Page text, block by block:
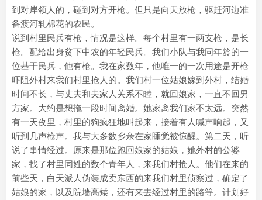
到对岸领人的，碰到对方开枪。但只是向天放枪，驱赶河边准
备渡河轧棉花的农民。
说到村里民兵有枪，情况是这样。每个村里有一两支枪，是长
枪。配给出身贫下中农的年轻民兵。我们小队与我同年龄的一
位基干民兵，他有枪。我在家数年，他唯一的一次用途是开枪
吓阻外村来我们村里抢人的。我们村一位姑娘嫁到外村，结婚
时间不长，与丈夫和夫家人关系不睦，就回娘家，一直不回男
方家。大约是想拖一段时间离婚。她家离我们家不太远。突然
有一天夜里，村里的狗疯狂地叫起来，接着有人喊声响起，又
听到几声枪声。我与大多数乡亲在家睡觉被惊醒。第二天，听
说了事情经过。原来是那位跑回娘家的姑娘，她外村的公婆
家，找了村里同姓的数个青年人，来我们村抢人。他们在来的
前些天，白天派人伪装成卖东西的来我们村里侦察过，确定了
姑娘的家，以及院墙高矮，还有来去经过村里的路等。计划好